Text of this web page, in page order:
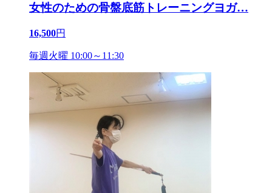
女性のための骨盤底筋トレーニングヨガ…
16,500円
毎週火曜 10:00～11:30